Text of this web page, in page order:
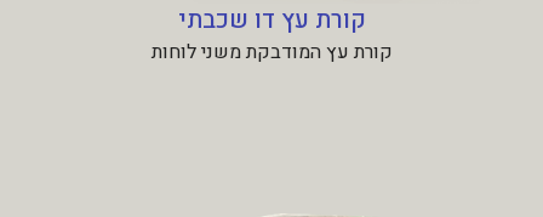
קורת עץ דו שכבתי
קורת עץ המודבקת משני לוחות